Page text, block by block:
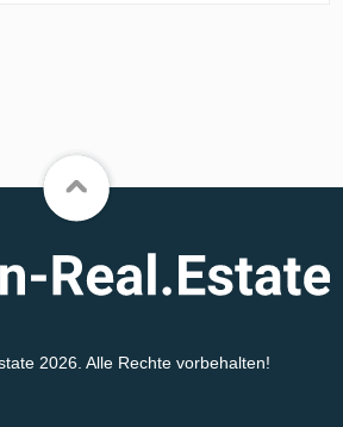
2026. Alle Rechte vorbehalten!